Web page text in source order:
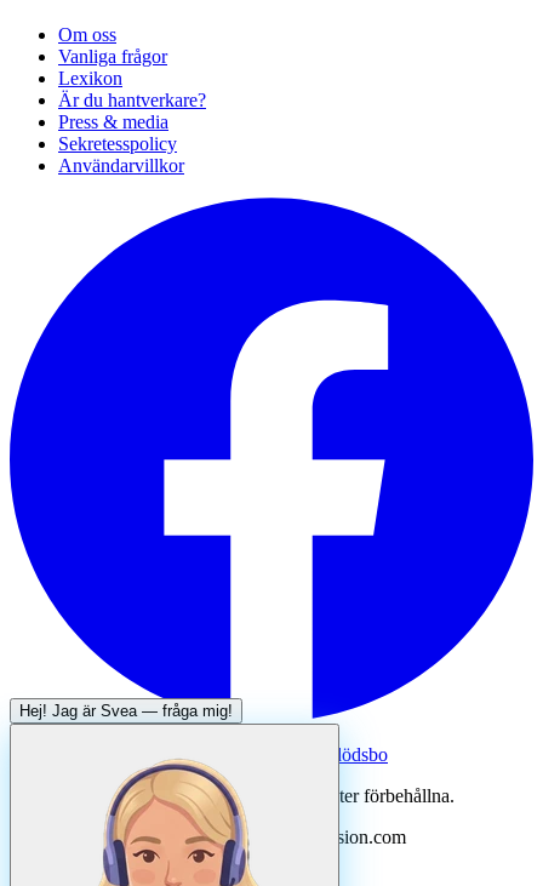
Om oss
Vanliga frågor
Lexikon
Är du hantverkare?
Press & media
Sekretesspolicy
Användarvillkor
Dödsboofferter — hjälp med dödsbo
Svenska Hantverkare. Alla rättigheter förbehållna.
Uppdateradaugusti 2026· Drivs av N3ovision.com
Hej! Jag är Svea— fråga mig!